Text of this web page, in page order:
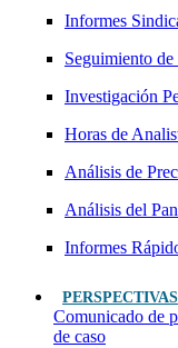
Informes
Seguimiento
Investigación
Horas de
Análisis de
Análisis del
Informes
PERSPECTIVAS
Comunicado de
de caso